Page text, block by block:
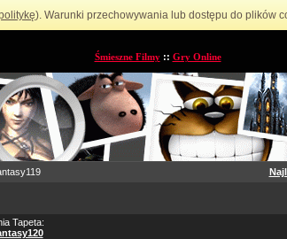
). Warunki przechowywania lub dostępu do plików
Śmieszne Filmy:: Gry Online
Tapeta: